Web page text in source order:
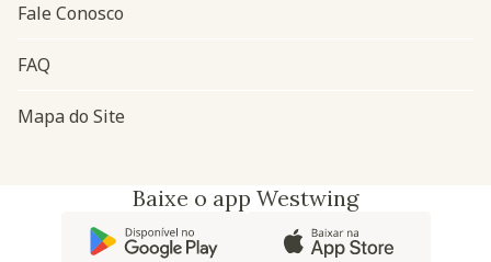
Fale Conosco
FAQ
Mapa do Site
Baixe o app Westwing